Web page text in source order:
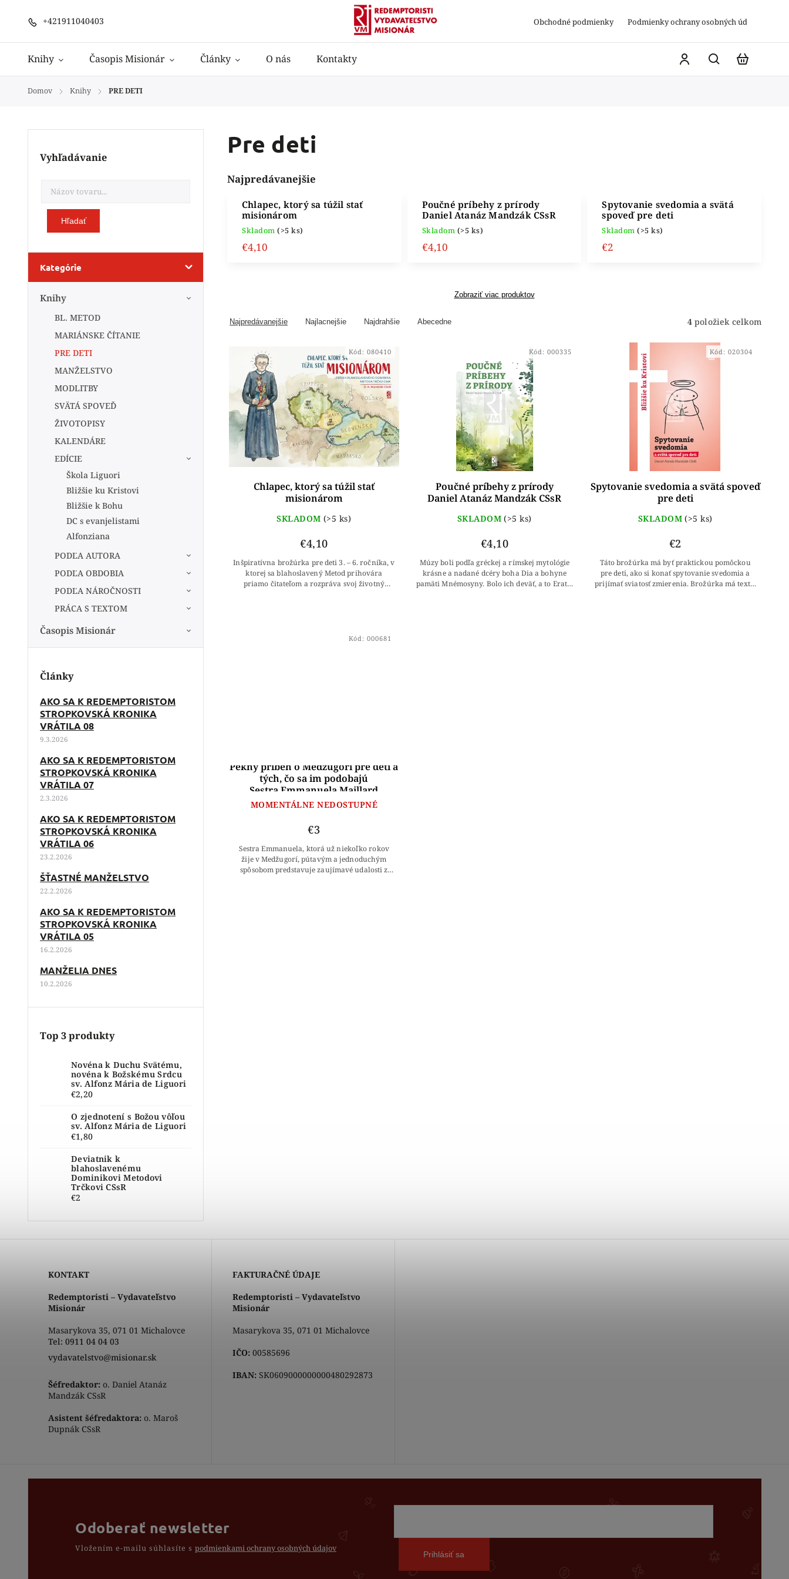
+421911040403 Obchodné podmienky Podmienky ochrany osobných údajov
Knihy Časopis Misionár Články O nás Kontakty
Domov / Knihy / PRE DETI
Vyhľadávanie
Hľadať
Kategórie
Knihy
BL. METOD
MARIÁNSKE ČÍTANIE
PRE DETI
MANŽELSTVO
MODLITBY
SVÄTÁ SPOVEĎ
ŽIVOTOPISY
KALENDÁRE
EDÍCIE
Škola Liguori
Bližšie ku Kristovi
Bližšie k Bohu
DC s evanjelistami
Alfonziana
PODĽA AUTORA
PODĽA OBDOBIA
PODĽA NÁROČNOSTI
PRÁCA S TEXTOM
Časopis Misionár
Články
AKO SA K REDEMPTORISTOM
STROPKOVSKÁ KRONIKA
VRÁTILA 08
9.3.2026
AKO SA K REDEMPTORISTOM
STROPKOVSKÁ KRONIKA
VRÁTILA 07
2.3.2026
AKO SA K REDEMPTORISTOM
STROPKOVSKÁ KRONIKA
VRÁTILA 06
23.2.2026
ŠŤASTNÉ MANŽELSTVO
22.2.2026
AKO SA K REDEMPTORISTOM
STROPKOVSKÁ KRONIKA
VRÁTILA 05
16.2.2026
MANŽELIA DNES
10.2.2026
Top 3 produkty
Novéna k Duchu Svätému,
novéna k Božskému Srdcu
sv. Alfonz Mária de Liguori
€2,20
O zjednotení s Božou vôľou
sv. Alfonz Mária de Liguori
€1,80
Deviatnik k
blahoslavenému
Dominikovi Metodovi
Trčkovi CSsR
€2
Pre deti
Najpredávanejšie
Chlapec, ktorý sa túžil stať
misionárom
Skladom (>5 ks)
€4,10
Poučné príbehy z prírody
Daniel Atanáz Mandzák CSsR
Skladom (>5 ks)
€4,10
Spytovanie svedomia a svätá
spoveď pre deti
Skladom(>5 ks)
€2
Zobraziť viac produktov
Najpredávanejšie Najlacnejšie Najdrahšie Abecedne 4položiek celkom
Chlapec, ktorý sa túžil stať
misionárom
SKLADOM (>5 ks)
€4,10
Inšpiratívna brožúrka pre deti 3. – 6. ročníka, v
ktorej sa blahoslavený Metod prihovára
priamo čitateľom a rozpráva svoj životný
Kód: 080410
Poučné príbehy z prírody
Daniel Atanáz Mandzák CSsR
SKLADOM (>5 ks)
€4,10
Múzy boli podľa gréckej a rímskej mytológie
krásne a nadané dcéry boha Dia a bohyne
pamäti Mnémosyny. Bolo ich deväť, a to Erato,
Kód:000335
Spytovanie svedomia a svätá spoveď
pre deti
SKLADOM (>5 ks)
€2
Táto brožúrka má byť praktickou pomôckou
pre deti, ako si konať spytovanie svedomia a
prijímať sviatosť zmierenia. Brožúrka má text z
Kód: 020304
Pekný príbeh o Medžugorí pre deti a
tých, čo sa im podobajú
Sestra Emmanuela Maillard
MOMENTÁLNE NEDOSTUPNÉ
€3
Sestra Emmanuela, ktorá už niekoľko rokov
žije v Medžugorí, pútavým a jednoduchým
spôsobom predstavuje zaujímavé udalosti z
Kód: 000681
KONTAKT
Redemptoristi – Vydavateľstvo
Misionár
Masarykova 35, 071 01 Michalovce
Tel: 0911 04 04 03
vydavatelstvo@misionar.sk
Šéfredaktor: o. Daniel Atanáz
Mandzák CSsR
Asistent šéfredaktora: o. Maroš
Dupnák CSsR
FAKTURAČNÉ ÚDAJE
Redemptoristi – Vydavateľstvo
Misionár
Masarykova 35, 071 01 Michalovce
IČO:00585696
IBAN:SK0609000000000480292873
Odoberať newsletter
Vložením e-mailu súhlasíte s podmienkami ochrany osobných údajov
Prihlásiť sa